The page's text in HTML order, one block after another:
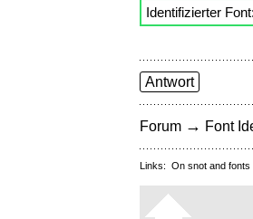
Identifizierter Font:
Antwort
Forum → Font
Links: On snot and fonts